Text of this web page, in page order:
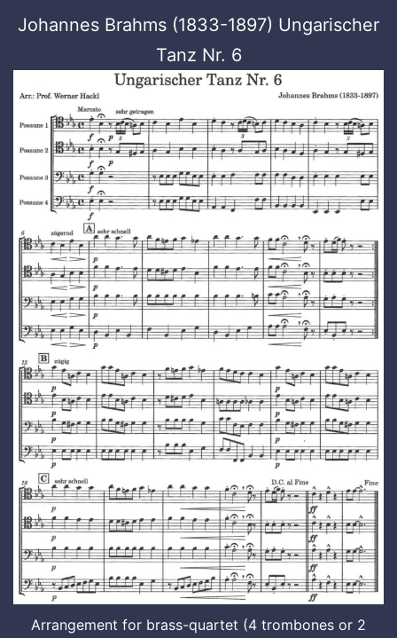
Johannes Brahms (1833-1897) Ungarischer
Tanz Nr. 6
Arrangement for brass-quartet (4 trombones or 2